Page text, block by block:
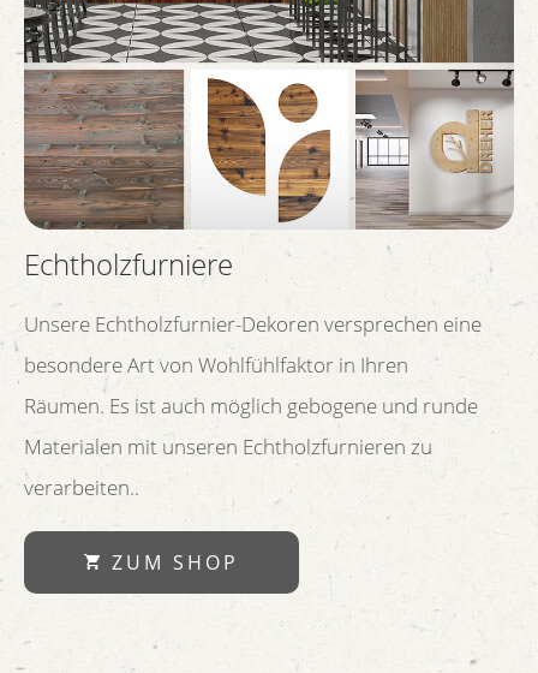
Echtholzfurniere
Unsere Echtholzfurnier-Dekoren versprechen eine
besondere Art von Wohlfühlfaktor in Ihren
Räumen. Es ist auch möglich gebogene und runde
Materialen mit unseren Echtholzfurnieren zu
verarbeiten..
ZUM SHOP